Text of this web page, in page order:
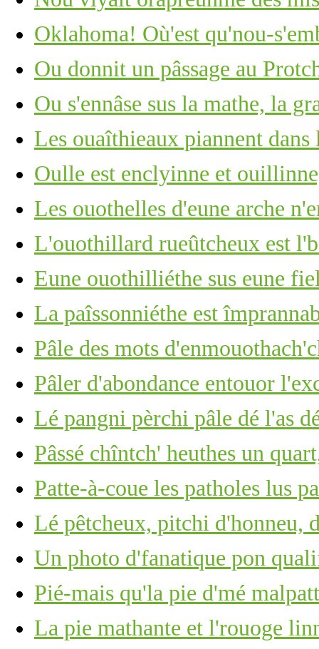
Oklahoma! Où'est qu'nou-
Ou donnit un pâssage au
Ou s'ennâse sus la mathe, la
Les ouaîthieaux piannent dans
Oulle est enclyinne et
Les ouothelles d'eune arche
L'ouothillard rueûtcheux est
Eune ouothilliéthe sus eune
La paîssonniéthe est
Pâle des mots
Pâler d'abondance entouor
Lé pangni pèrchi pâle dé l'as
Pâssé chîntch' heuthes un
Patte-à-coue les patholes lus
Lé pêtcheux, pitchi d'honneu,
Un photo d'fanatique pon
Pié-mais qu'la pie d'mé
La pie mathante et l'rouoge